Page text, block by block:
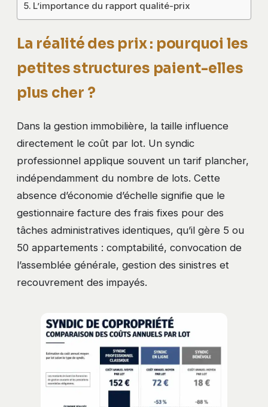
L’importance du rapport qualité-prix
La réalité des prix : pourquoi les
petites structures paient-elles
plus cher ?
Dans la gestion immobilière, la taille influence
directement le coût par lot. Un syndic
professionnel applique souvent un tarif plancher,
indépendamment du nombre de lots. Cette
absence d’économie d’échelle signifie que le
gestionnaire facture des frais fixes pour des
tâches administratives identiques, qu’il gère 5 ou
50 appartements : comptabilité, convocation de
l’assemblée générale, gestion des sinistres et
recouvrement des impayés.